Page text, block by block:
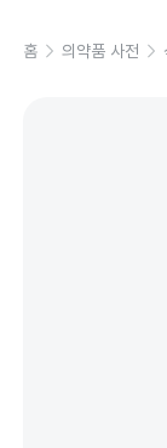
홈 의약품 사전